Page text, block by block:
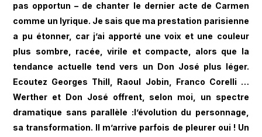
pas opportun – de chanter le dernier acte de Carmen
comme un lyrique. Je sais que ma prestation parisienne
a pu étonner, car j’ai apporté une voix et une couleur
plus sombre, racée, virile et compacte, alors que la
tendance actuelle tend vers un Don José plus léger.
Ecoutez Georges Thill, Raoul Jobin, Franco Corelli …
Werther et Don José offrent, selon moi, un spectre
dramatique sans parallèle :l’évolution du personnage,
sa transformation. Il m’arrive parfois de pleurer oui ! Un